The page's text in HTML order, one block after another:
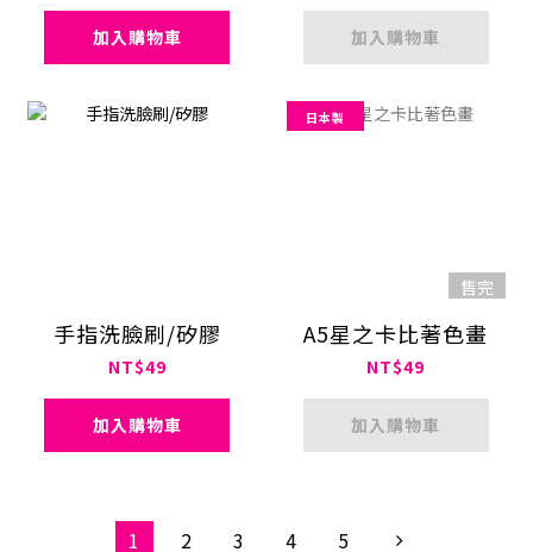
加入購物車 加入購物車
手指洗臉刷/矽膠
NT$49
加入購物車
日本製
售完
A5星之卡比著色畫
NT$49
加入購物車
1 2 3 4 5